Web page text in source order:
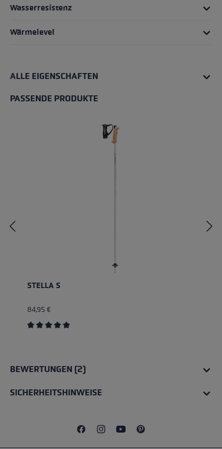
Wasserresistenz
Wärmelevel
ALLE EIGENSCHAFTEN
PASSENDE PRODUKTE
STELLA S
84,95 €
BEWERTUNGEN (2)
SICHERHEITSHINWEISE